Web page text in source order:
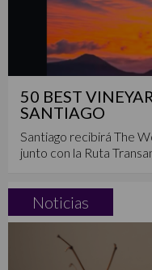
50 BEST
SANTIAGO
Santiago recibirá The
junto con la Ruta
Noticias